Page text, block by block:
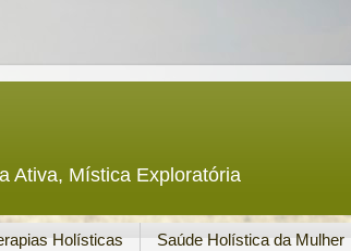
Ativa, Mística Exploratória
Holísticas
Saúde Holística da Mulher